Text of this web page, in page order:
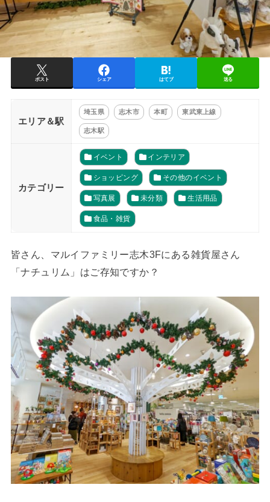
ポスト シェア はてブ 送る
エリア＆駅
埼玉県 志木市 本町 東武東上線
志木駅
カテゴリー
イベント インテリア
ショッピング その他のイベント
写真展 未分類 生活用品
食品・雑貨
皆さん、マルイファミリー志木3Fにある雑貨屋さん
「ナチュリム」はご存知ですか？